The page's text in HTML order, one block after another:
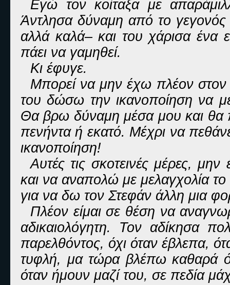
Εγώ τον κοίταξα με
Άντλησα δύναμη από το
αλλά καλά– και του χάρισα ένα
πάει να γαμηθεί.
Κι έφυγε.
Μπορεί να μην έχω πλέον στον
του δώσω την ικανοποίηση να
Θα βρω δύναμη μέσα μου και θα
πενήντα ή εκατό. Μέχρι να
ικανοποίηση!
Αυτές τις σκοτεινές μέρες,
και να αναπολώ με μελαγχολία
για να δω τον Στεφάν άλλη μια
Πλέον είμαι σε θέση να
αδικαιολόγητη. Τον αδίκησα
παρελθόντος, όχι όταν έβλεπα,
τυφλή, μα τώρα βλέπω καθαρά
όταν ήμουν μαζί του, σε πεδία